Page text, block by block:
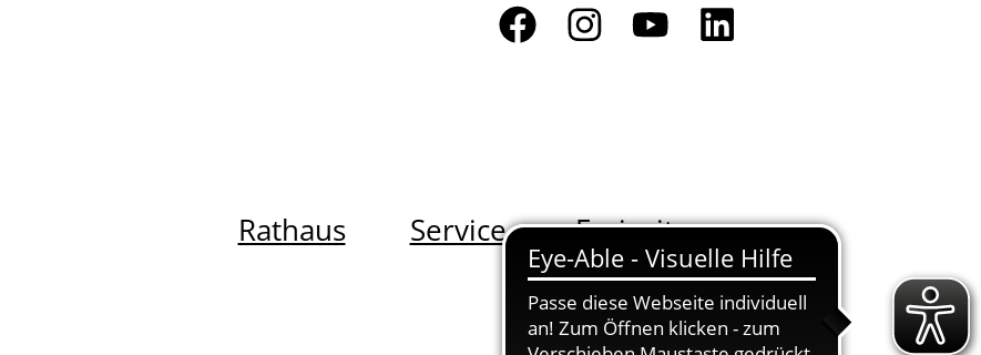
Rathaus Service Freizeit